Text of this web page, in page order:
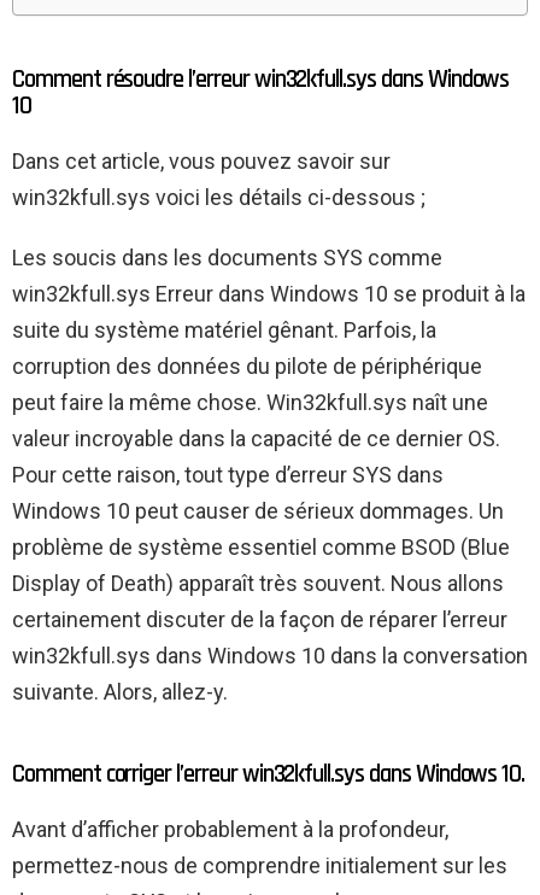
Comment résoudre l’erreur win32kfull.sys dans Windows
10
Dans cet article, vous pouvez savoir sur
win32kfull.sys voici les détails ci-dessous ;
Les soucis dans les documents SYS comme
win32kfull.sys Erreur dans Windows 10 se produit à la
suite du système matériel gênant. Parfois, la
corruption des données du pilote de périphérique
peut faire la même chose. Win32kfull.sys naît une
valeur incroyable dans la capacité de ce dernier OS.
Pour cette raison, tout type d’erreur SYS dans
Windows 10 peut causer de sérieux dommages. Un
problème de système essentiel comme BSOD (Blue
Display of Death) apparaît très souvent. Nous allons
certainement discuter de la façon de réparer l’erreur
win32kfull.sys dans Windows 10 dans la conversation
suivante. Alors, allez-y.
Comment corriger l’erreur win32kfull.sys dans Windows 10.
Avant d’afficher probablement à la profondeur,
permettez-nous de comprendre initialement sur les